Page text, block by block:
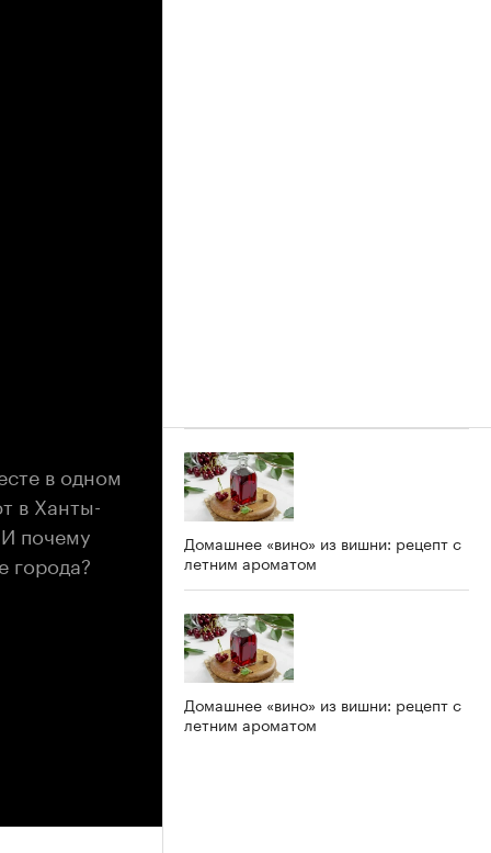
в одном
в Ханты-
почему
города?
Домашнее «вино» из вишни: рецепт с
летним ароматом
Домашнее «вино» из вишни: рецепт с
летним ароматом